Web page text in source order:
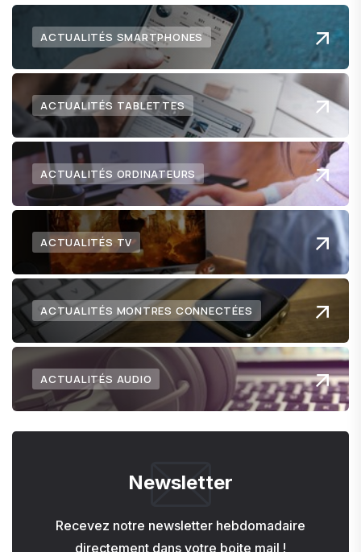
ACTUALITÉS SMARTPHONES
ACTUALITÉS TABLETTES
ACTUALITÉS ORDINATEURS
ACTUALITÉS TV
ACTUALITÉS MONTRES CONNECTÉES
ACTUALITÉS AUDIO
Newsletter
Recevez notre newsletter hebdomadaire
directement dans votre boite mail !